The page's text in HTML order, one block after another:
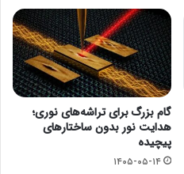
گام بزرگ برای تراشه‌های نوری؛
هدایت نور بدون ساختارهای
پیچیده
۱۴۰۵-۰۵-۱۴